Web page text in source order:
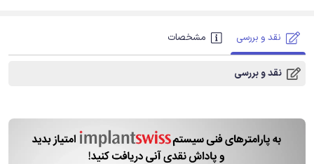
نقد و بررسی مشخصات
نقد و بررسی